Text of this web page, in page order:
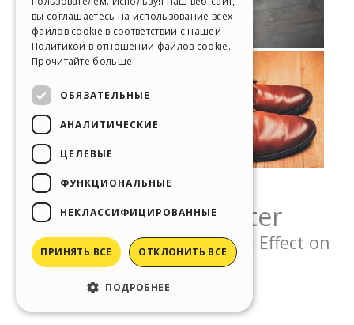
PORTUGUESE
POLISH
вы соглашаетесь на использование всех
файлов cookie в соответствии с нашей
Политикой в ​​отношении файлов cookie.
Прочитайте больше
ОБЯЗАТЕЛЬНЫЕ
АНАЛИТИЧЕСКИЕ
ЦЕЛЕВЫЕ
ФУНКЦИОНАЛЬНЫЕ
НЕКЛАССИФИЦИРОВАННЫЕ
ПРИНЯТЬ ВСЕ ОТКЛОНИТЬ ВСЕ
ПОДРОБНЕЕ